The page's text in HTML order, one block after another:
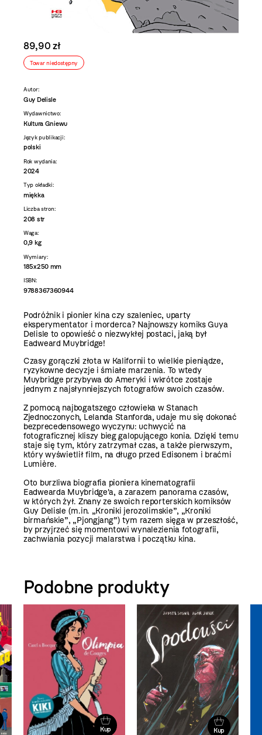
89,90 zł
Towar niedostępny
Autor:
Guy Delisle
Wydawnictwo:
Kultura Gniewu
Język publikacji:
polski
Rok wydania:
2024
Typ okładki:
miękka
Liczba stron:
208 str
Waga:
0,9 kg
Wymiary:
185x250 mm
ISBN:
9788367360944
Podróżnik i pionier kina czy szaleniec, uparty
eksperymentator i morderca? Najnowszy komiks Guya
Delisle to opowieść o niezwykłej postaci, jaką był
Eadweard Muybridge!
Czasy gorączki złota w Kalifornii to wielkie pieniądze,
ryzykowne decyzje i śmiałe marzenia. To wtedy
Muybridge przybywa do Ameryki i wkrótce zostaje
jednym z najsłynniejszych fotografów swoich czasów.
Z pomocą najbogatszego człowieka w Stanach
Zjednoczonych, Lelanda Stanforda, udaje mu się dokonać
bezprecedensowego wyczynu: uchwycić na
fotograficznej kliszy bieg galopującego konia. Dzięki temu
staje się tym, który zatrzymał czas, a także pierwszym,
który wyświetlił film, na długo przed Edisonem i braćmi
Lumière.
Oto burzliwa biografia pioniera kinematografii
Eadwearda Muybridge'a, a zarazem panorama czasów,
w których żył. Znany ze swoich reporterskich komiksów
Guy Delisle (m.in. „Kroniki jerozolimskie”, „Kroniki
birmańskie”, „Pjongjang”) tym razem sięga w przeszłość,
by przyjrzeć się momentowi wynalezienia fotografii,
zachwiania pozycji malarstwa i początku kina.
Podobne produkty
Kup Kup